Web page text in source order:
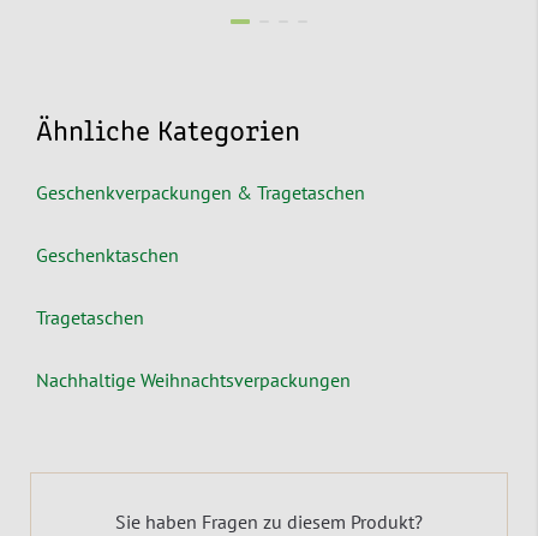
Ähnliche Kategorien
Geschenkverpackungen & Tragetaschen
Geschenktaschen
Tragetaschen
Nachhaltige Weihnachtsverpackungen
Sie haben Fragen zu diesem Produkt?